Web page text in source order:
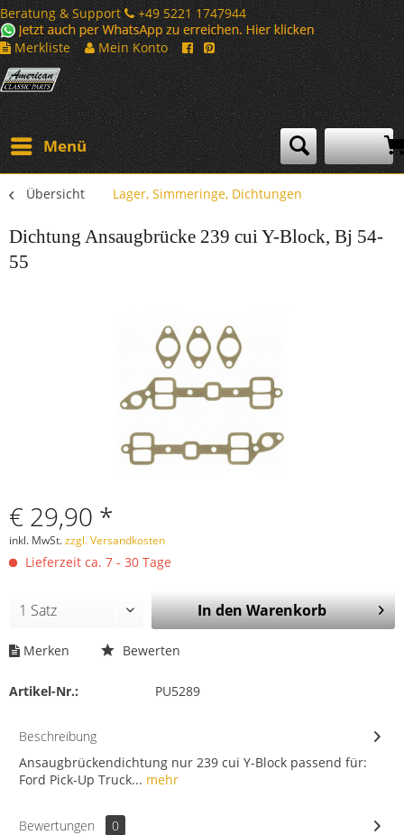
Beratung & Support
+49 5221 1747944
Merkliste
Mein Konto
Menü
Übersicht Lager, Simmeringe, Dichtungen
Dichtung Ansaugbrücke 239 cui Y-Block, Bj 54-
55
€ 29,90 *
inkl. MwSt.zzgl. Versandkosten
Lieferzeit ca. 7 - 30 Tage
In denWarenkorb
Merken Bewerten
Artikel-Nr.: PU5289
Beschreibung
Ansaugbrückendichtung nur 239 cui Y-Block passend für:
Ford Pick-Up Truck... mehr
Bewertungen
0